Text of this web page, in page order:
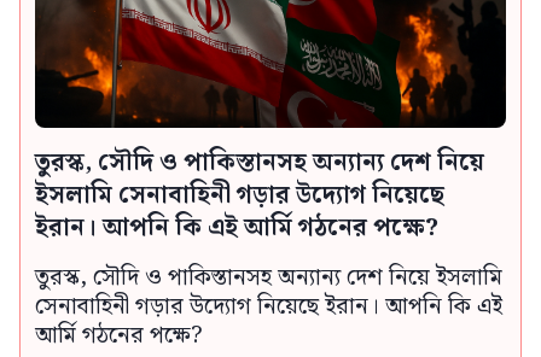
তুরস্ক, সৌদি ও পাকিস্তানসহ অন্যান্য দেশ নিয়ে
ইসলামি সেনাবাহিনী গড়ার উদ্যোগ নিয়েছে
ইরান। আপনি কি এই আর্মি গঠনের পক্ষে?
তুরস্ক, সৌদি ও পাকিস্তানসহ অন্যান্য দেশ নিয়ে ইসলামি
সেনাবাহিনী গড়ার উদ্যোগ নিয়েছে ইরান। আপনি কি এই
আর্মি গঠনের পক্ষে?